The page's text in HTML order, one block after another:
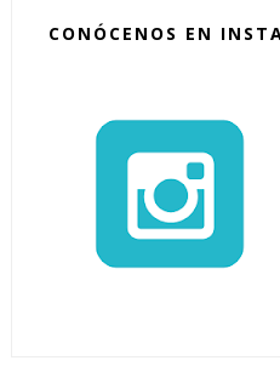
CONÓCENOS EN